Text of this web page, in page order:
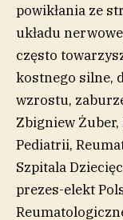
powikłania ze
układu
często
kostnego silne,
wzrostu,
Zbigniew
Pediatrii,
Szpitala
prezes-elekt